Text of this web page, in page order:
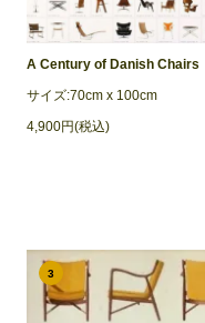
A Century of Danish Chairs
サイズ:70cm x 100cm
4,900円(税込)
3